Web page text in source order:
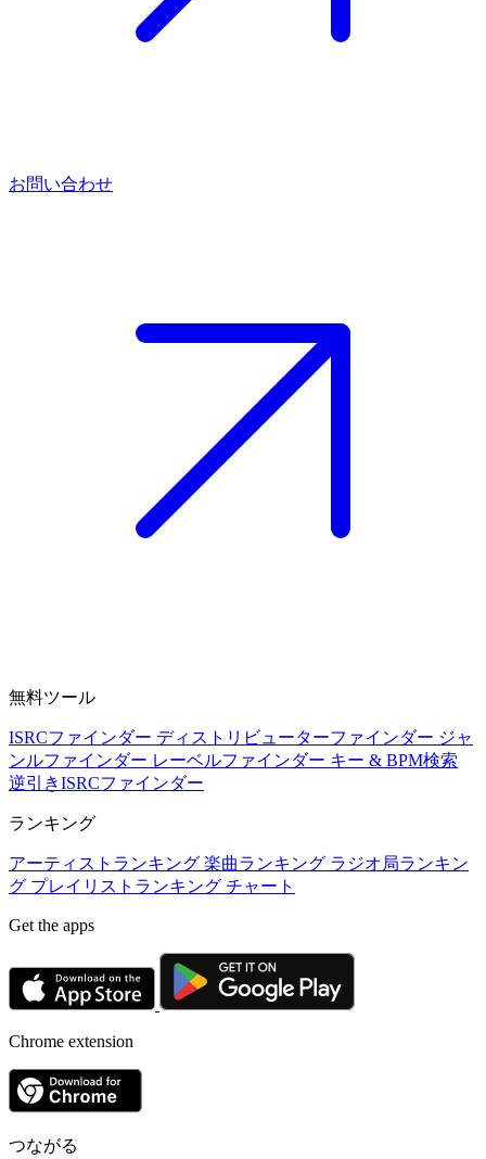
お問い合わせ
無料ツール
ISRCファインダー ディストリビューターファインダー ジャ
ンルファインダー レーベルファインダー キー & BPM検索
逆引きISRCファインダー
ランキング
アーティストランキング 楽曲ランキング ラジオ局ランキン
グ プレイリストランキング チャート
Get the apps
Chrome extension
つながる